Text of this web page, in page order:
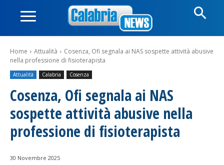
Home Attualità
Cosenza, Ofi segnala ai NAS sospette attività abusive
nella professione di fisioterapista
Attualità Calabria Cosenza
Cosenza, Ofi segnala ai NAS
sospette attività abusive nella
professione di fisioterapista
30 Novembre 2025